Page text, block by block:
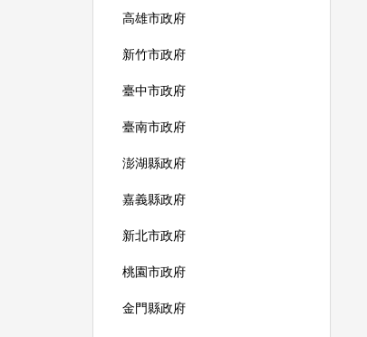
高雄市政府
新竹市政府
臺中市政府
臺南市政府
澎湖縣政府
嘉義縣政府
新北市政府
桃園市政府
金門縣政府